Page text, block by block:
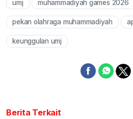
umj muhammadiyah games 2026
pekan olahraga muhammadiyah
keunggulan umj
Berita Terkait